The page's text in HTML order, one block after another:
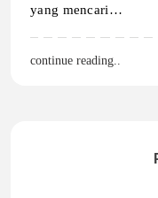
yang mencari…
continue reading..